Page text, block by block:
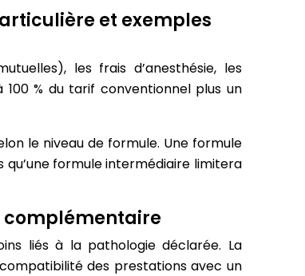
et exemples
les frais d’anesthésie, les
% du tarif conventionnel plus un
le niveau de formule. Une formule
qu’une formule intermédiaire limitera
complémentaire
liés à la pathologie déclarée. La
des prestations avec un